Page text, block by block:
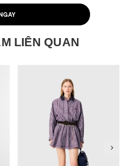
LIÊN QUAN